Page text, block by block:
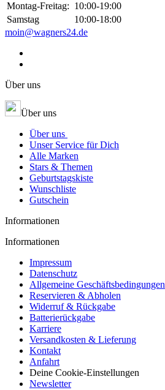
Montag-Freitag: 10:00-19:00
Samstag
10:00-18:00
moin@wagners24.de
Über uns
Über uns
Über uns
Unser Service für Dich
Alle Marken
Stars & Themen
Geburtstagskiste
Wunschliste
Gutschein
Informationen
Informationen
Impressum
Datenschutz
Allgemeine Geschäftsbedingungen
Reservieren & Abholen
Widerruf & Rückgabe
Batterierückgabe
Karriere
Versandkosten & Lieferung
Kontakt
Anfahrt
Deine Cookie-Einstellungen
Newsletter